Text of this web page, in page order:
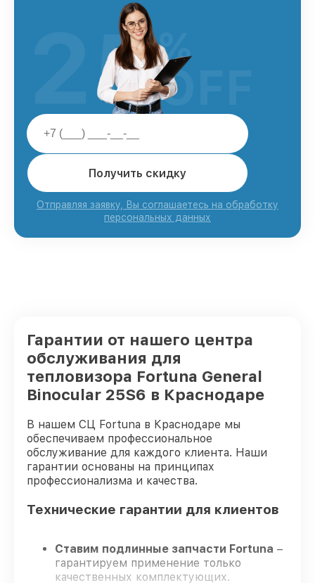
Получить скидку
Отправляя заявку, Вы соглашаетесь на обработку
персональных данных
25%
OFF
Гарантии от нашего центра
обслуживания для
тепловизора Fortuna General
Binocular 25S6 в Краснодаре
В нашем СЦ Fortuna в Краснодаре мы
обеспечиваем профессиональное
обслуживание для каждого клиента. Наши
гарантии основаны на принципах
профессионализма и качества.
Технические гарантии для клиентов
Ставим подлинные запчасти Fortuna –
гарантируем применение только
качественных комплектующих.